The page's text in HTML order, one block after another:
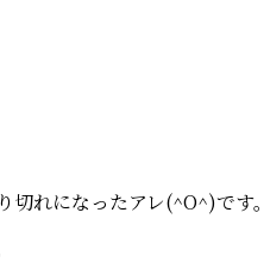
れになったアレ(^O^)です。